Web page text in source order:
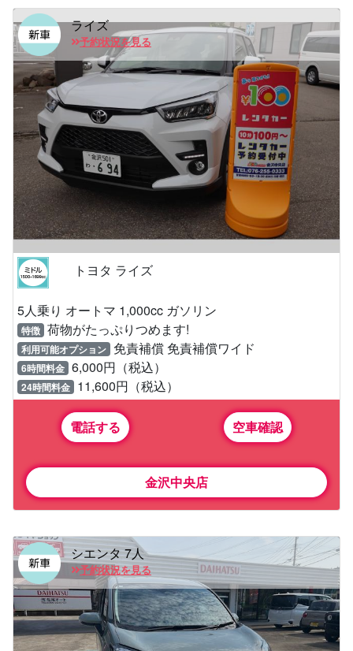
ライズ
予約状況を見る
トヨタ ライズ
5人乗り オートマ 1,000cc ガソリン
特徴 荷物がたっぷりつめます!
利用可能オプション 免責補償 免責補償ワイド
6時間料金 6,000円（税込）
24時間料金 11,600円（税込）
電話する 空車確認
金沢中央店
シエンタ 7人
予約状況を見る